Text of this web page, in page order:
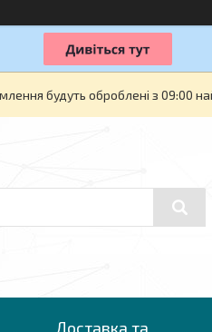
будуть оброблені з 09:00
Доставка та